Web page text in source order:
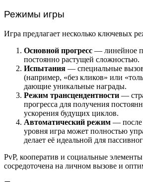
Режимы игры
Игра предлагает несколько ключевых
Основной прогресс — линейное
постоянно растущей сложностью.
Испытания — специальные
(например, «без кликов» или
дающие уникальные награды.
Режим трансцендентности —
прогресса для получения
ускорения будущих циклов.
Автоматический режим — после
уровня игра может полностью
делает её идеальной для
PvP, кооператив и социальные
сосредоточена на личном вызове и